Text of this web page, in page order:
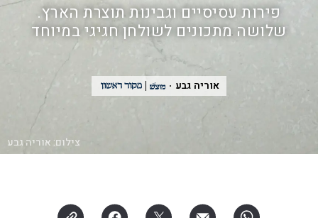
צילום: אוריה גבע
פירות עסיסיים וגבינות תוצרת הארץ.
שלושה מתכונים לשולחן חגיגי במיוחד
אוריה גבע